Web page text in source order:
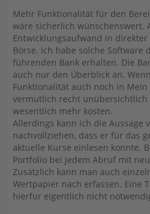
Mehr Funktionalität für den
wäre sicherlich wünschenswert.
Entwicklungsaufwand in direkter
Börse. Ich habe solche Software
führenden Bank erhalten. Die
auch nur den Überblick an.
Funktionalität auch noch in Mein
vermutlich recht
wesentlich mehr kosten.
Allerdings kann ich die Aussage
nachvollziehen, dass er für das
aktuelle Kurse einlesen konnte.
Portfolio bei jedem Abruf mit
Zusätzlich kann man auch
Wertpapier nach erfassen. Eine
hierfür eigentlich nicht